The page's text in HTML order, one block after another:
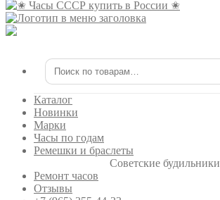
Искать:
Каталог
Новинки
Марки
Часы по годам
Ремешки и браслеты
Советские будильники
Ремонт часов
Отзывы